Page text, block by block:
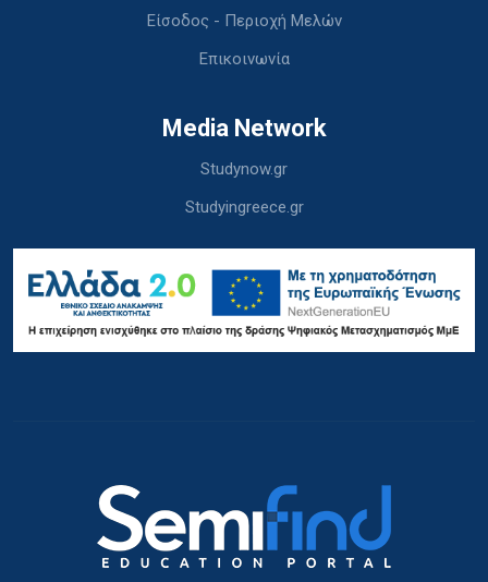
Είσοδος - Περιοχή Μελών
Επικοινωνία
Media Network
Studynow.gr
Studyingreece.gr